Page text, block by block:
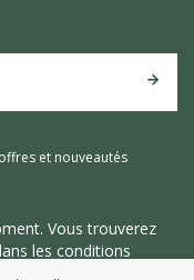
et nouveautés
Vous trouverez
les conditions